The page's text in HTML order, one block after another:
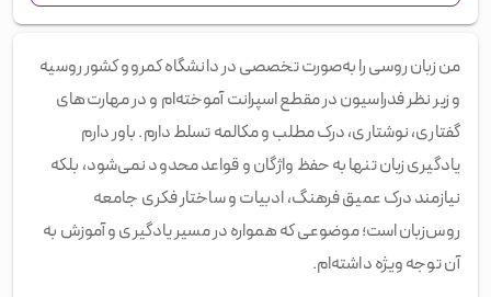
من زبان روسی را به‌صورت تخصصی در دانشگاه کمروو كشور روسيه
و زير نظر فدراسيون در مقطع اسپرانت آموخته‌ام و در مهارت‌های
گفتاری، نوشتاری، درک مطلب و مکالمه تسلط دارم. باور دارم
یادگیری زبان تنها به حفظ واژگان و قواعد محدود نمی‌شود، بلکه
نیازمند درک عمیق فرهنگ، ادبیات و ساختار فکری جامعه
روس‌زبان است؛ موضوعی که همواره در مسیر یادگیری و آموزش به
آن توجه ویژه داشته‌ام.